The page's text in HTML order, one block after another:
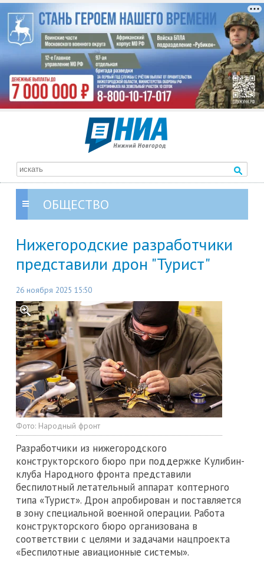
ОБЩЕСТВО
Нижегородские разработчики
представили дрон "Турист"
26 ноября 2025 15:50
Фото: Народный фронт
Разработчики из нижегородского
конструкторского бюро при поддержке Кулибин-
клуба Народного фронта представили
беспилотный летательный аппарат коптерного
типа «Турист». Дрон апробирован и поставляется
в зону специальной военной операции. Работа
конструкторского бюро организована в
соответствии с целями и задачами нацпроекта
«Беспилотные авиационные системы».